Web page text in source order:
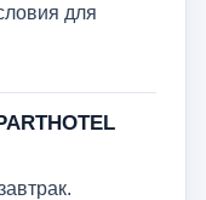
для